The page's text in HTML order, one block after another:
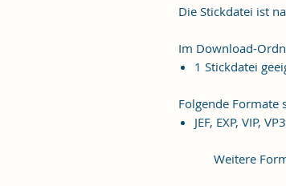
Die Stickdatei ist
Im Download-
1 Stickdatei
Folgende Formate
JEF, EXP, VIP,
Weitere